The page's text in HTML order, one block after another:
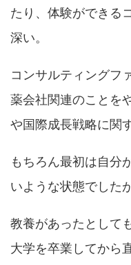
たり、体験ができる
深い。
コンサルティングフ
薬会社関連のことを
や国際成長戦略に関
もちろん最初は自分
いような状態でした
教養があったとして
大学を卒業してから